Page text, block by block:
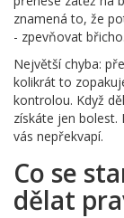
znamená to, že
- zpevňovat břicho.
Největší chyba:
kolikrát to
kontrolou. Když
získáte jen bolest.
vás nepřekvapí.
Co se
dělat